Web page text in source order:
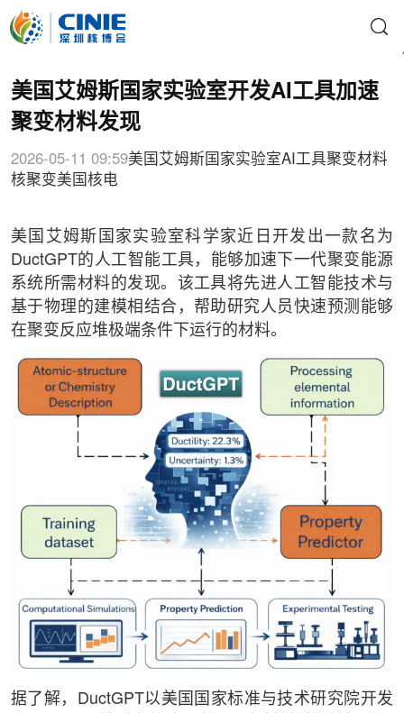
美国艾姆斯国家实验室开发AI工具加速
聚变材料发现
2026-05-11 09:59美国艾姆斯国家实验室AI工具聚变材料
核聚变美国核电
美国艾姆斯国家实验室科学家近日开发出一款名为
DuctGPT的人工智能工具，能够加速下一代聚变能源
系统所需材料的发现。该工具将先进人工智能技术与
基于物理的建模相结合，帮助研究人员快速预测能够
在聚变反应堆极端条件下运行的材料。
据了解，DuctGPT以美国国家标准与技术研究院开发